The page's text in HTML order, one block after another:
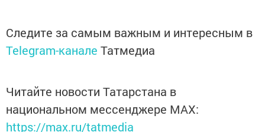
Следите за самым важным и интересным в
Telegram-канале Татмедиа
Читайте новости Татарстана в
национальном мессенджере MАХ:
https://max.ru/tatmedia